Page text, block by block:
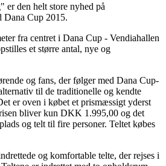
er den helt store nyhed på
Dana Cup 2015.
fra centret i Dana Cup - Vendiahallen
et større antal, nye og
og fans, der følger med Dana Cup-
til de traditionelle og kendte
er oven i købet et prismæssigt yderst
bliver kun DKK 1.995,00 og det
og telt til fire personer. Teltet købes
og komfortable telte, der rejses i